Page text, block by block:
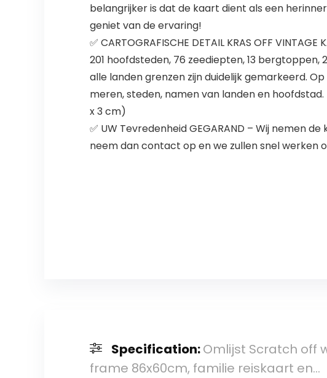
belangrijker is dat de kaart dient als een
geniet van de ervaring!
✅ CARTOGRAFISCHE DETAIL KRAS OFF
201 hoofdsteden, 76 zeediepten, 13 bergtoppen,
alle landen grenzen zijn duidelijk gemarkeerd.
meren, steden, namen van landen en
x 3 cm)
✅ UW Tevredenheid GEGARAND – Wij nemen
neem dan contact op en we zullen snel werken
Specification:Omlijst Scratch off
frame 86x60cm, familie reiskaart en…